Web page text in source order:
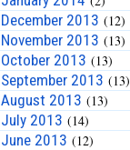
December 2013 (12)
November 2013 (13)
October 2013 (13)
September 2013 (13)
August 2013 (13)
July 2013 (14)
June 2013 (12)